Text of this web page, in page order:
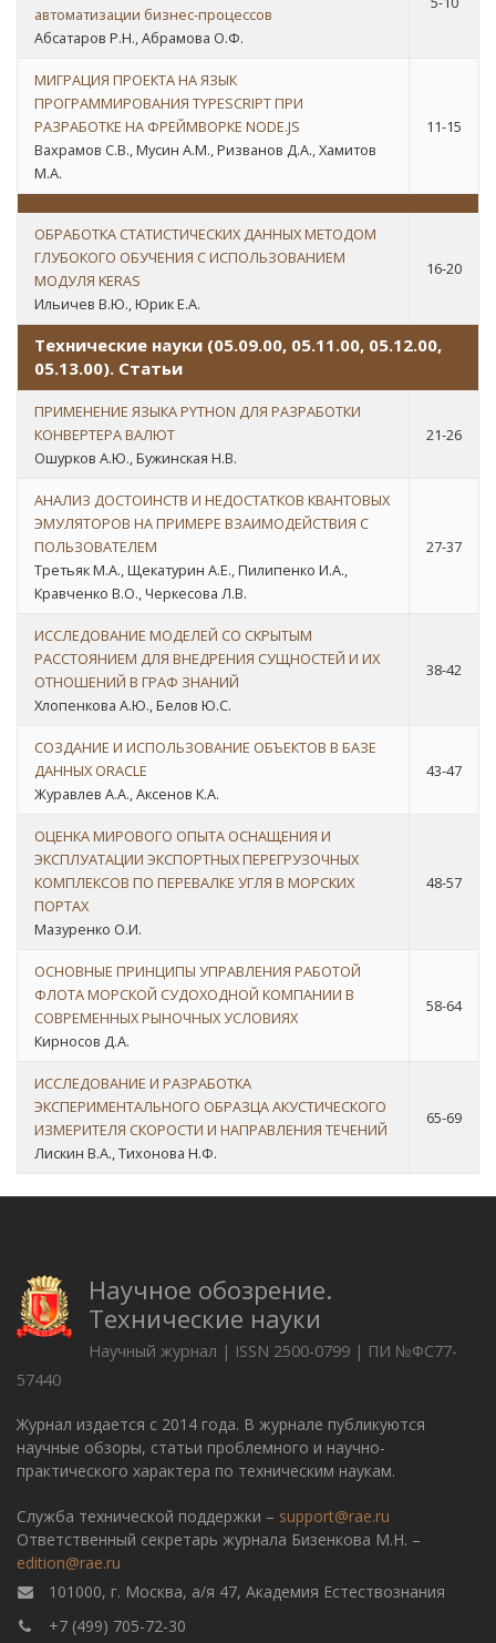
автоматизации бизнес-процессов
Абсатаров Р.Н., Абрамова О.Ф.
МИГРАЦИЯ ПРОЕКТА НА ЯЗЫК
ПРОГРАММИРОВАНИЯ TYPESCRIPT ПРИ
РАЗРАБОТКЕ НА ФРЕЙМВОРКЕ NODE.JS
Вахрамов С.В., Мусин А.М., Ризванов Д.А., Хамитов
М.А.
11-15
ОБРАБОТКА СТАТИСТИЧЕСКИХ ДАННЫХ МЕТОДОМ
ГЛУБОКОГО ОБУЧЕНИЯ С ИСПОЛЬЗОВАНИЕМ
МОДУЛЯ KERAS
Ильичев В.Ю., Юрик Е.А.
16-20
Технические науки (05.09.00, 05.11.00, 05.12.00,
05.13.00). Статьи
ПРИМЕНЕНИЕ ЯЗЫКА PYTHON ДЛЯ РАЗРАБОТКИ
КОНВЕРТЕРА ВАЛЮТ
Ошурков А.Ю., Бужинская Н.В.
21-26
АНАЛИЗ ДОСТОИНСТВ И НЕДОСТАТКОВ КВАНТОВЫХ
ЭМУЛЯТОРОВ НА ПРИМЕРЕ ВЗАИМОДЕЙСТВИЯ С
ПОЛЬЗОВАТЕЛЕМ
Третьяк М.А., Щекатурин А.Е., Пилипенко И.А.,
Кравченко В.О., Черкесова Л.В.
27-37
ИССЛЕДОВАНИЕ МОДЕЛЕЙ СО СКРЫТЫМ
РАССТОЯНИЕМ ДЛЯ ВНЕДРЕНИЯ СУЩНОСТЕЙ И ИХ
ОТНОШЕНИЙ В ГРАФ ЗНАНИЙ
Хлопенкова А.Ю., Белов Ю.С.
38-42
СОЗДАНИЕ И ИСПОЛЬЗОВАНИЕ ОБЪЕКТОВ В БАЗЕ
ДАННЫХ ORACLE
Журавлев А.А., Аксенов К.А.
43-47
ОЦЕНКА МИРОВОГО ОПЫТА ОСНАЩЕНИЯ И
ЭКСПЛУАТАЦИИ ЭКСПОРТНЫХ ПЕРЕГРУЗОЧНЫХ
КОМПЛЕКСОВ ПО ПЕРЕВАЛКЕ УГЛЯ В МОРСКИХ
ПОРТАХ
Мазуренко О.И.
48-57
ОСНОВНЫЕ ПРИНЦИПЫ УПРАВЛЕНИЯ РАБОТОЙ
ФЛОТА МОРСКОЙ СУДОХОДНОЙ КОМПАНИИ В
СОВРЕМЕННЫХ РЫНОЧНЫХ УСЛОВИЯХ
Кирносов Д.А.
58-64
ИССЛЕДОВАНИЕ И РАЗРАБОТКА
ЭКСПЕРИМЕНТАЛЬНОГО ОБРАЗЦА АКУСТИЧЕСКОГО
ИЗМЕРИТЕЛЯ СКОРОСТИ И НАПРАВЛЕНИЯ ТЕЧЕНИЙ
Лискин В.А., Тихонова Н.Ф.
65-69
Научное обозрение.
Технические науки
Научный журнал | ISSN 2500-0799 | ПИ №ФС77-
57440
Журнал издается с 2014 года. В журнале публикуются
научные обзоры, статьи проблемного и научно-
практического характера по техническим наукам.
Служба технической поддержки – support@rae.ru
Ответственный секретарь журнала Бизенкова М.Н. –
edition@rae.ru
101000, г. Москва, а/я 47, Академия Естествознания
+7 (499) 705-72-30